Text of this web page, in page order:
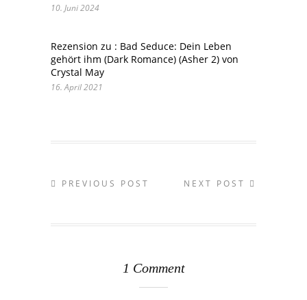
10. Juni 2024
Rezension zu : Bad Seduce: Dein Leben
gehört ihm (Dark Romance) (Asher 2) von
Crystal May
16. April 2021
PREVIOUS POST NEXT POST
1 Comment